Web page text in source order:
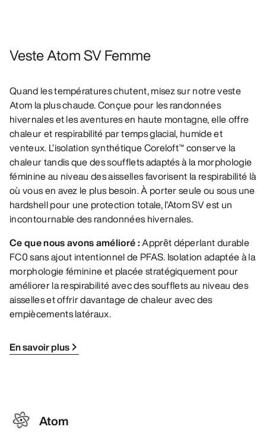
Veste Atom SV Femme
Quand les températures chutent, misez sur notre veste
Atom la plus chaude. Conçue pour les randonnées
hivernales et les aventures en haute montagne, elle offre
chaleur et respirabilité par temps glacial, humide et
venteux. L’isolation synthétique Coreloft™ conserve la
chaleur tandis que des soufflets adaptés à la morphologie
féminine au niveau des aisselles favorisent la respirabilité là
où vous en avez le plus besoin. À porter seule ou sous une
hardshell pour une protection totale, l’Atom SV est un
incontournable des randonnées hivernales.
Ce que nous avons amélioré :Apprêt déperlant durable
FC0 sans ajout intentionnel de PFAS. Isolation adaptée à la
morphologie féminine et placée stratégiquement pour
améliorer la respirabilité avec des soufflets au niveau des
aisselles et offrir davantage de chaleur avec des
empiècements latéraux.
En savoir plus
Atom